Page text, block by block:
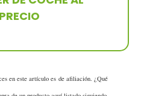
en este artículo es de afiliación. ¿Qué